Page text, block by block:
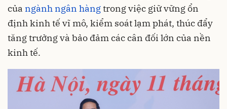
của ngành ngân hàngtrong việc giữ vững ổn
định kinh tế vĩ mô, kiểm soát lạm phát, thúc đẩy
tăng trưởng và bảo đảm các cân đối lớn của nền
kinh tế.